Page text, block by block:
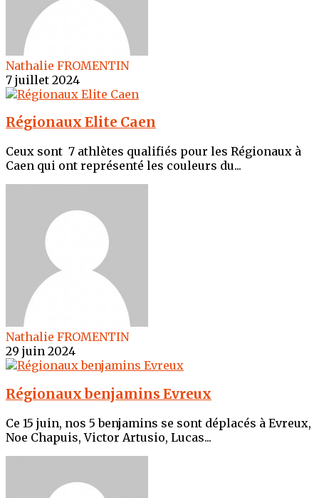
Nathalie FROMENTIN
7 juillet 2024
Régionaux Elite Caen
Ceux sont 7 athlètes qualifiés pour les Régionaux à
Caen qui ont représenté les couleurs du...
Nathalie FROMENTIN
29 juin 2024
Régionaux benjamins Evreux
Ce 15 juin, nos 5 benjamins se sont déplacés à Evreux,
Noe Chapuis, Victor Artusio, Lucas...